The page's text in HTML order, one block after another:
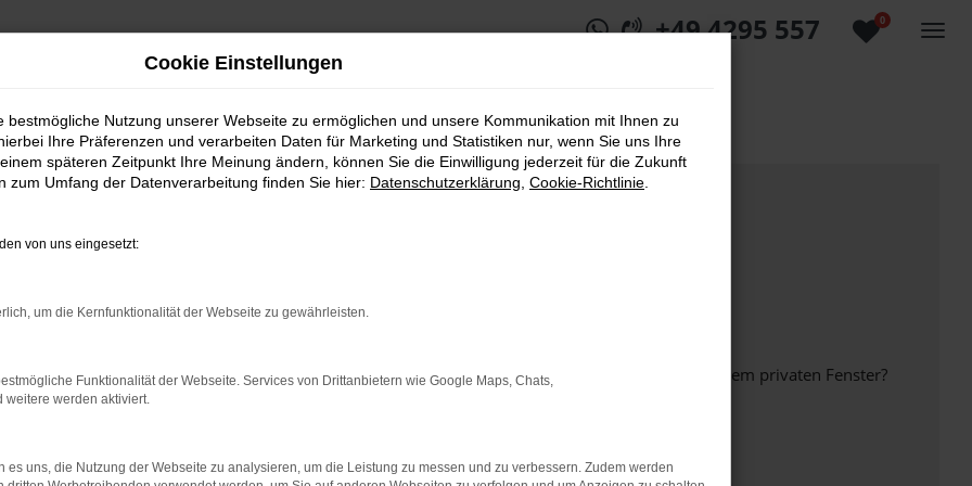
0
+49 4295 557
bestimmter Seiten verhindern. Funktioniert die Seite in einem anderen Browser oder in einem privaten Fenster?
beheben.
auf dem neuesten Stand sind.
Cookie Einstellungen
bestmögliche Nutzung unserer Webseite zu ermöglichen und unsere Kommunikation mit Ihnen zu
Ihre Präferenzen und verarbeiten Daten für Marketing und Statistiken nur, wenn Sie uns Ihre
späteren Zeitpunkt Ihre Meinung ändern, können Sie die Einwilligung jederzeit für die Zukunft
zum Umfang der Datenverarbeitung finden Sie hier: Datenschutzerklärung Cookie-Richtlinie
von uns eingesetzt:
um die Kernfunktionalität der Webseite zu gewährleisten.
Funktionalität der Webseite. Services von Drittanbietern wie Google Maps, Chats,
weitere werden aktiviert.
es uns, die Nutzung der Webseite zu analysieren, um die Leistung zu messen und zu verbessern. Zudem werden